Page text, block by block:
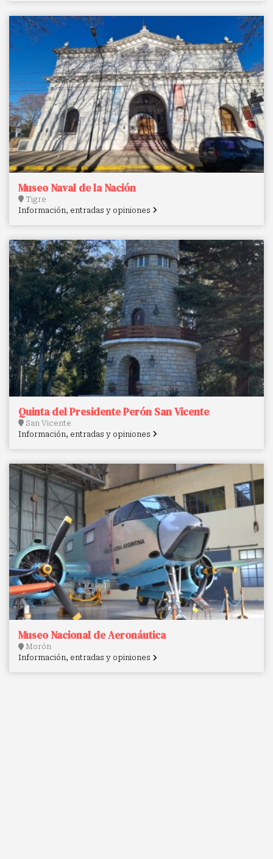
Museo Naval de la Nación
Tigre
Información, entradas y opiniones
Quinta del Presidente Perón San Vicente
San Vicente
Información, entradas y opiniones
Museo Nacional de Aeronáutica
Morón
Información, entradas y opiniones